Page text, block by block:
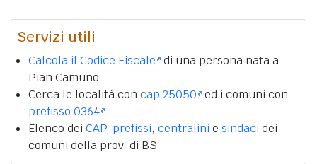
Servizi utili
Calcola il Codice Fiscale di una persona nata a
Pian Camuno
Cerca le località con cap 25050 ed i comuni con
prefisso 0364
Elenco dei CAP, prefissi, centralini e sindaci dei
comuni della prov. di BS